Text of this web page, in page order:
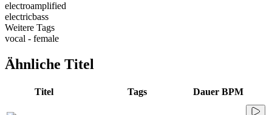
electroamplified
electricbass
Weitere Tags
vocal - female
Ähnliche Titel
Titel Tags Dauer BPM